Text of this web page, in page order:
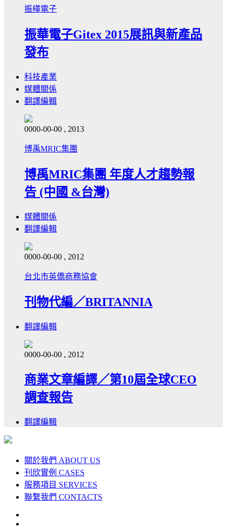
振樺電子
振華電子Gitex 2015展訊與新產品
發布
科技產業
媒體關係
翻譯編輯
0000-00-00 , 2013
博禹MRIC集團
博禹MRIC集團 年度人才趨勢報
告 (中國 &台灣)
媒體關係
翻譯編輯
0000-00-00 , 2012
台北市英僑商務協會
刊物代編／BRITANNIA
翻譯編輯
0000-00-00 , 2012
商業文章編譯／第10屆全球CEO
調查報告
翻譯編輯
關於我們 ABOUT US
刊欣實例 CASES
服務項目 SERVICES
聯繫我們 CONTACTS